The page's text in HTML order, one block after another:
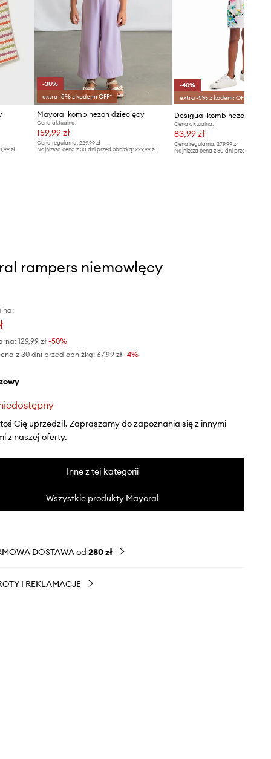
zł
-30%
extra -5% z kodem: OFF*
Mayoral kombinezon dziecięcy
Cena aktualna:
159,99 zł
Cena regularna:229,99 zł
Najniższa cena z 30 dni przed obniżką:229,99 zł
-40%
extra -5% z kodem: OFF*
Desigual kombinezon
Cena aktualna:
83,99 zł
Cena regularna: 279,99 zł
Najniższa cena z 30 dni przed obniżką:
rampers niemowlęcy
129,99 zł-50%
z 30 dni przed obniżką: 67,99 zł -4%
Cię uprzedził. Zapraszamy do zapoznania się z innymi
z naszej oferty.
Inne z tej kategorii
Wszystkie produkty Mayoral
DOSTAWA od 280 zł
I REKLAMACJE